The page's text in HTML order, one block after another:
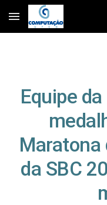
Skip to main content
Equipe
Maratona
da SBC